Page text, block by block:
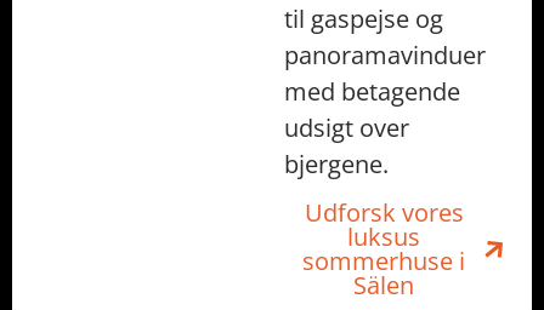
til gaspejse og
panoramavinduer
med betagende
udsigt over
bjergene.
Udforsk vores
luksus
sommerhuse i
Sälen